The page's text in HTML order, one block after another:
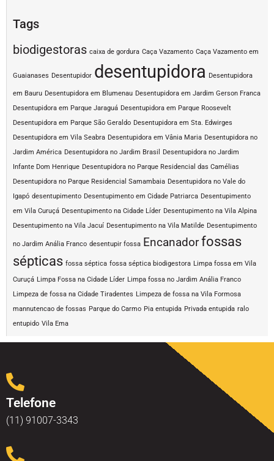
Tags
biodigestoras caixa de gordura Caça Vazamento Caça Vazamento em
Guaianases Desentupidor desentupidora Desentupidora
em Bauru Desentupidora em Blumenau Desentupidora em Jardim Gerson Franca
Desentupidora em Parque Jaraguá Desentupidora em Parque Roosevelt
Desentupidora em Parque São Geraldo Desentupidora em Sta. Edwirges
Desentupidora em Vila Seabra Desentupidora em Vânia Maria Desentupidora no
Jardim América Desentupidora no Jardim Brasil
Desentupidora no Jardim
Infante Dom Henrique Desentupidora no Parque Residencial das Camélias
Desentupidora no Parque Residencial Samambaia Desentupidora no Vale do
Igapó desentupimento Desentupimento em Cidade Patriarca Desentupimento
em Vila Curuçá Desentupimento na Cidade Líder Desentupimento na Vila Alpina
Desentupimento na Vila Jacuí Desentupimento na Vila Matilde Desentupimento
no Jardim Anália Franco desentupir fossa Encanadorfossas
sépticas fossa séptica fossa séptica biodigestora Limpa fossa em Vila
Curuçá Limpa Fossa na Cidade Líder Limpa fossa no Jardim Anália Franco
Limpeza de fossa na Cidade Tiradentes Limpeza de fossa na Vila Formosa
mannutencao de fossas Parque do Carmo Pia entupida Privada entupida ralo
entupido Vila Ema
Telefone
(11) 91007-3343